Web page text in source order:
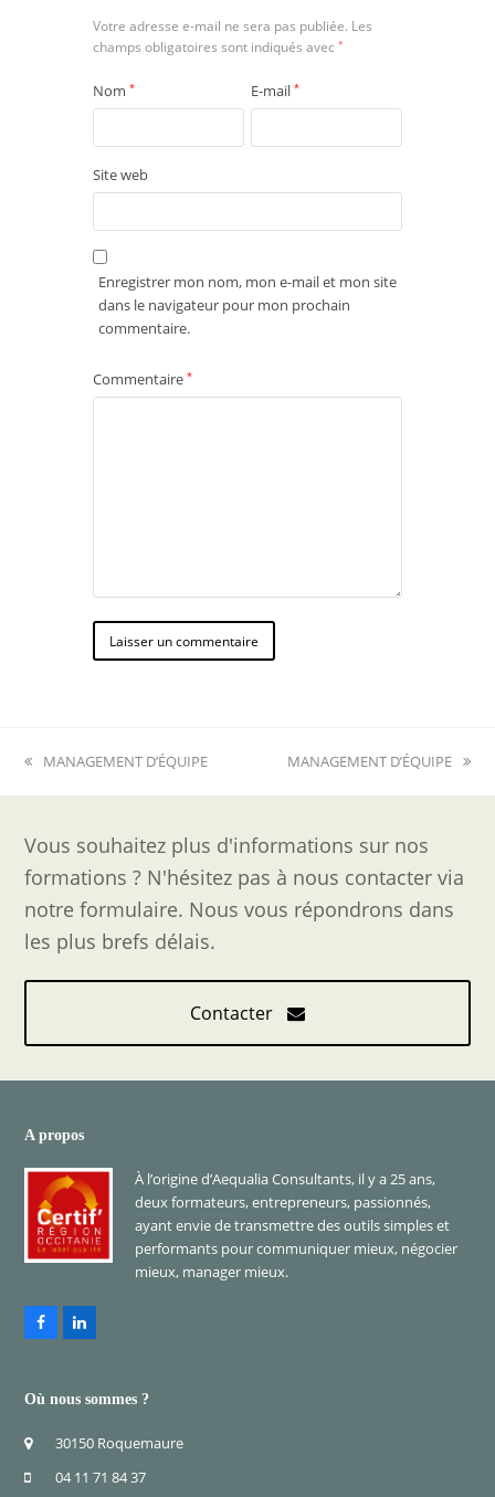
Votre adresse e-mail ne sera pas publiée. Les
champs obligatoires sont indiqués avec *
Nom * E-mail *
Site web
Enregistrer mon nom, mon e-mail et mon site
dans le navigateur pour mon prochain
commentaire.
Commentaire *
previous
MANAGEMENT D’ÉQUIPE
next
MANAGEMENT D’ÉQUIPE
Vous souhaitez plus d'informations sur nos
formations ? N'hésitez pas à nous contacter via
notre formulaire. Nous vous répondrons dans
les plus brefs délais.
Contacter
A propos
À l’origine d’Aequalia Consultants, il y a 25 ans,
deux formateurs, entrepreneurs, passionnés,
ayant envie de transmettre des outils simples et
performants pour communiquer mieux, négocier
mieux, manager mieux.
FacebookLinkedIn
Où nous sommes ?
30150 Roquemaure
04 11 71 84 37